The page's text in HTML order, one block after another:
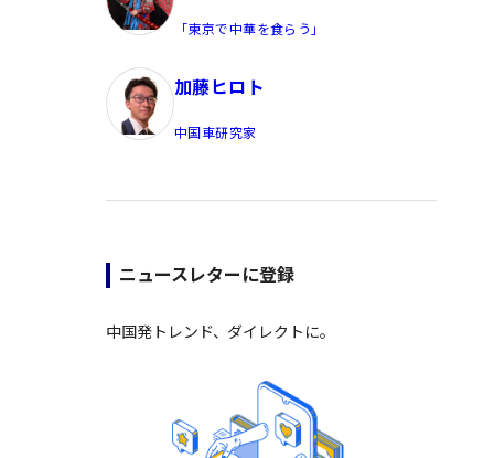
「東京で中華を食らう」
加藤ヒロト
中国車研究家
ニュースレターに登録
中国発トレンド、ダイレクトに。